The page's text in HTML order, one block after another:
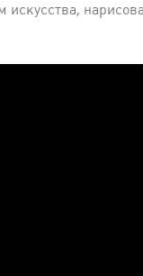
искусства,